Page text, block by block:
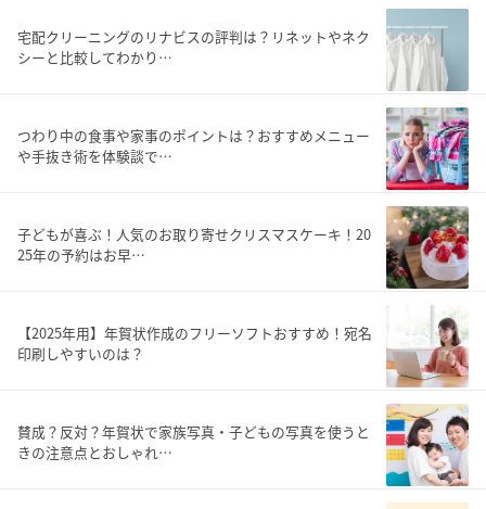
宅配クリーニングのリナビスの評判は？リネットやネク
シーと比較してわかり…
つわり中の食事や家事のポイントは？おすすめメニュー
や手抜き術を体験談で…
子どもが喜ぶ！人気のお取り寄せクリスマスケーキ！20
25年の予約はお早…
【2025年用】年賀状作成のフリーソフトおすすめ！宛名
印刷しやすいのは？
賛成？反対？年賀状で家族写真・子どもの写真を使うと
きの注意点とおしゃれ…